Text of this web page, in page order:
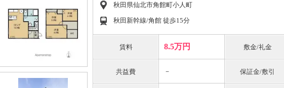
秋田県仙北市角館町小人町
秋田新幹線/角館 徒歩15分
賃料 8.5万円 敷金/礼金
共益費 － 保証金/敷引